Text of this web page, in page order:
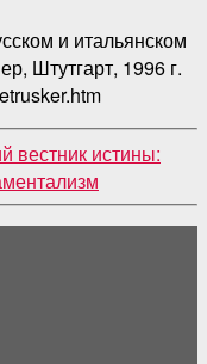
и итальянском
Штутгарт, 1996 г.
вестник истины: